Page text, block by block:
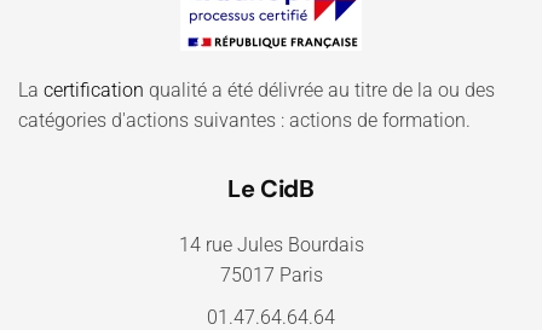
La certification qualité a été délivrée au titre de la ou des
catégories d'actions suivantes : actions de formation.
Le CidB
14 rue Jules Bourdais
75017 Paris
01.47.64.64.64